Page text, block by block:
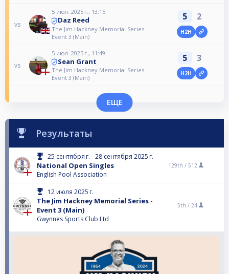
vs
5 июл. 2025 г., 13:15
Daz Reed
The Jim Hackney Memorial Series -
Event 3 (Main)
5 2
H2H
vs
5 июл. 2025 г., 11:49
Sean Grant
The Jim Hackney Memorial Series -
Event 3 (Main)
5 3
H2H
ЕЩЕ
Результаты
25 сентября г. - 28 сентября 2025 г.
National Open Singles
English Pool Association
129th / 512
12 июля 2025 г.
The Jim Hackney Memorial Series -
Event 3 (Main)
Gwynnes Sports Club Ltd
5th / 24